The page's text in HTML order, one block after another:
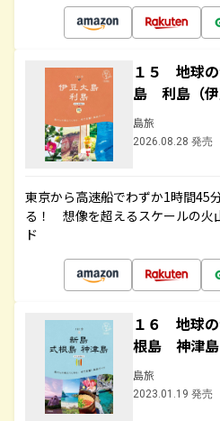
１５ 地球
島 利島（
島旅
2026.08.28 発売
東京から高速船でわずか1時間45
る！ 想像を超えるスケールの火
ド
１６ 地球
根島 神津
島旅
2023.01.19 発売